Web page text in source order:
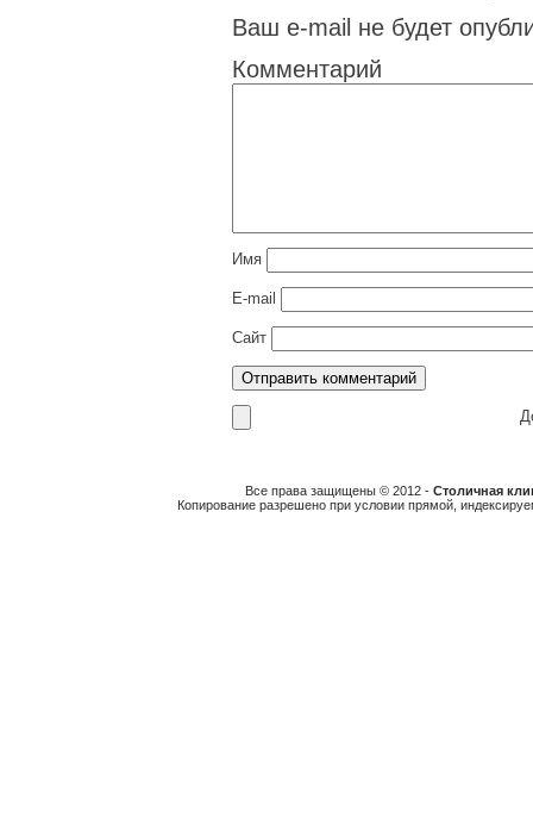
Ваш e-mail не будет
Комментарий
Имя
E-mail
Сайт
Все права защищены © 2012 - Столичная
Копирование разрешено при условии прямой,